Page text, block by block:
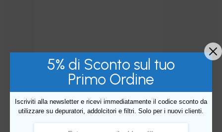
5% di Sconto sul tuo
Primo Ordine
Iscriviti alla newsletter e ricevi immediatamente il codice sconto da
utilizzare su depuratori, addolcitori e filtri. Solo per i nuovi clienti.